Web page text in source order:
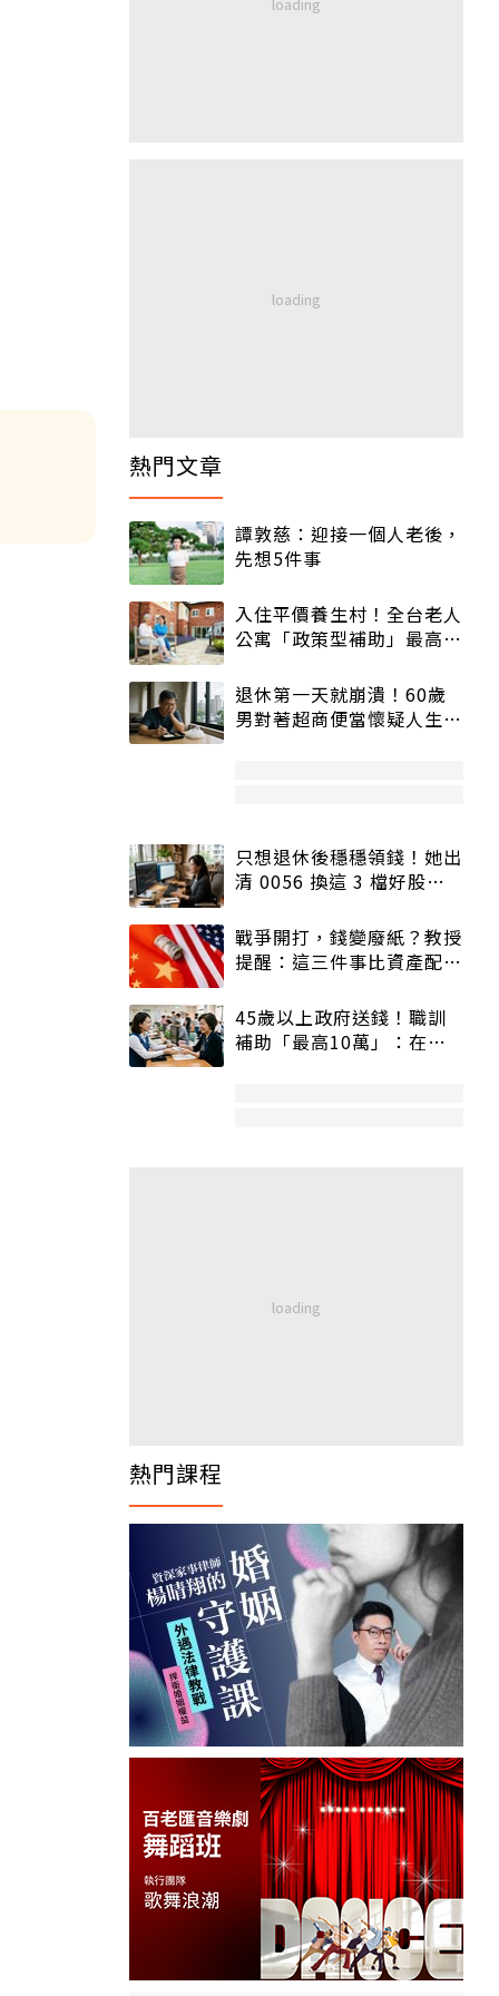
熱門文章
譚敦慈：迎接一個人老後，
先想5件事
入住平價養生村！全台老人
公寓「政策型補助」最高打
退休第一天就崩潰！60歲
男對著超商便當懷疑人生
只想退休後穩穩領錢！她出
清 0056 換這 3 檔好股：
戰爭開打，錢變廢紙？教授
提醒：這三件事比資產配置
45歲以上政府送錢！職訓
補助「最高10萬」：在
熱門課程